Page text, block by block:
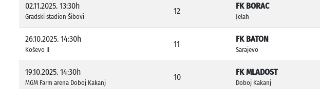
02.11.2025. 13:30h
Gradski stadion Šibovi
12
FK BORAC
Jelah
26.10.2025. 14:30h
Koševo II
11
FK BATON
Sarajevo
19.10.2025. 14:30h
MGM Farm arena Doboj Kakanj
10
FK MLADOST
Doboj Kakanj